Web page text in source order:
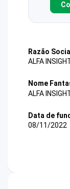
Razão Social
ALFA
Nome
ALFA
Data de
08/11/2022